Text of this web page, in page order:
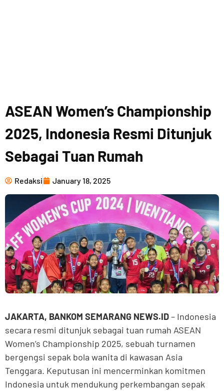
ASEAN Women’s Championship
2025, Indonesia Resmi Ditunjuk
Sebagai Tuan Rumah
Redaksi January 18, 2025
JAKARTA, BANKOM SEMARANG NEWS.ID– Indonesia
secara resmi ditunjuk sebagai tuan rumah ASEAN
Women’s Championship 2025, sebuah turnamen
bergengsi sepak bola wanita di kawasan Asia
Tenggara. Keputusan ini mencerminkan komitmen
Indonesia untuk mendukung perkembangan sepak